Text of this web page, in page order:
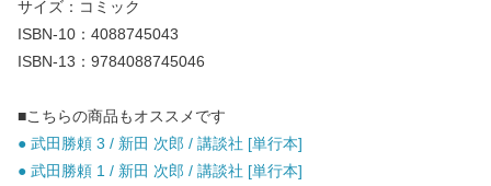
サイズ：コミック
ISBN-10：4088745043
ISBN-13：9784088745046
■こちらの商品もオススメです
● 武田勝頼 3 / 新田 次郎 / 講談社 [単行本]
● 武田勝頼 1 / 新田 次郎 / 講談社 [単行本]